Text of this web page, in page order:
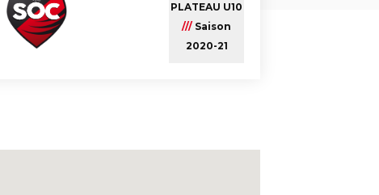
PLATEAU U10
/// Saison
2020-21